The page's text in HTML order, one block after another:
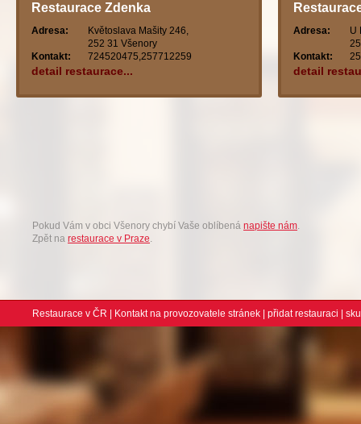
Restaurace Zdenka
Adresa:
Květoslava Mašity 246,
252 31 Všenory
Kontakt:
724520475,257712259
detail restaurace...
Adresa:
U
Kontakt:
detail
Pokud Vám v obci Všenory chybí Vaše oblíbená napište nám.
Zpět na restaurace v Praze.
Restaurace v ČR Kontakt na provozovatele stránek přidat restauraci |